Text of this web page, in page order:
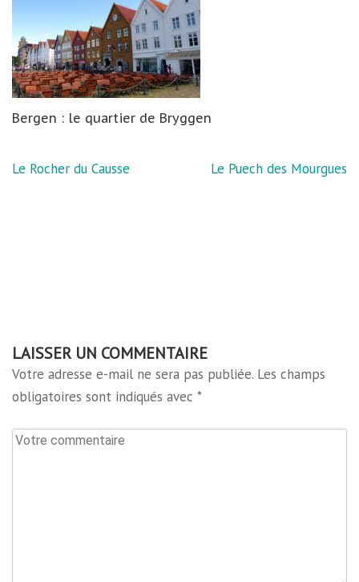
Bergen : le quartier de Bryggen
Navigation
Le Rocher du Causse Le Puech des Mourgues
LAISSER UN COMMENTAIRE
Votre adresse e-mail ne sera pas publiée. Les champs
obligatoires sont indiqués avec *
Votre